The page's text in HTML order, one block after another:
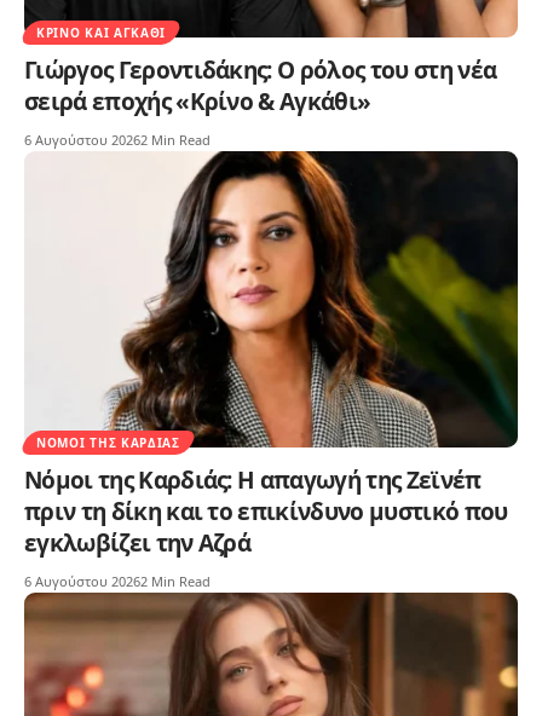
ΚΡΊΝΟ ΚΑΙ ΑΓΚΆΘΙ
Γιώργος Γεροντιδάκης: Ο ρόλος του στη νέα
σειρά εποχής «Κρίνο & Αγκάθι»
6 Αυγούστου 20262 Min Read
ΝΌΜΟΙ ΤΗΣ ΚΑΡΔΙΆΣ
Νόμοι της Καρδιάς: Η απαγωγή της Ζεϊνέπ
πριν τη δίκη και το επικίνδυνο μυστικό που
εγκλωβίζει την Αζρά
6 Αυγούστου 20262 Min Read